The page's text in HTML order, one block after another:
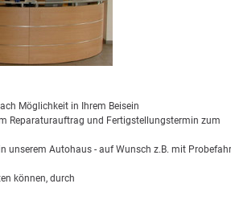
Möglichkeit in Ihrem Beisein
Reparaturauftrag und Fertigstellungstermin zum
unserem Autohaus - auf Wunsch z.B. mit
können, durch